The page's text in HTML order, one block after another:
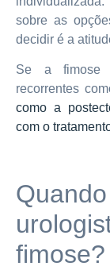
sobre as
decidir é a
Se a fimose
recorrentes
como a
com o
fimose?